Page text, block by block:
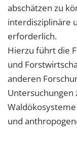
abschätzen zu
interdisziplinäre
erforderlich.
Hierzu führt die
und
anderen
Untersuchungen
und